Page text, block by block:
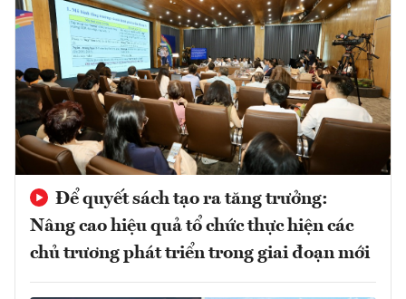
Để quyết sách tạo ra tăng trưởng:
Nâng cao hiệu quả tổ chức thực hiện các
chủ trương phát triển trong giai đoạn mới